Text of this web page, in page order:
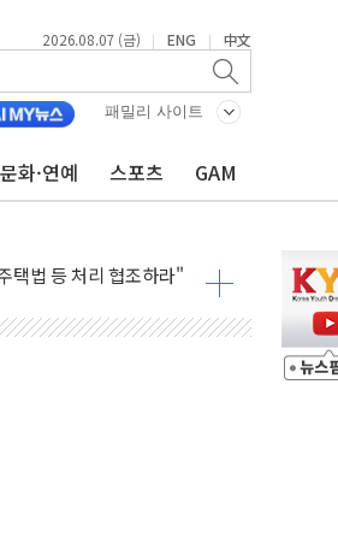
2026.08.07 (금) | ENG | 中文
패밀리 사이트
문화·연예 스포츠 GAM
법 등 처리 협조하라"
이터 분석 과정 개설
회복해야"
계 1위